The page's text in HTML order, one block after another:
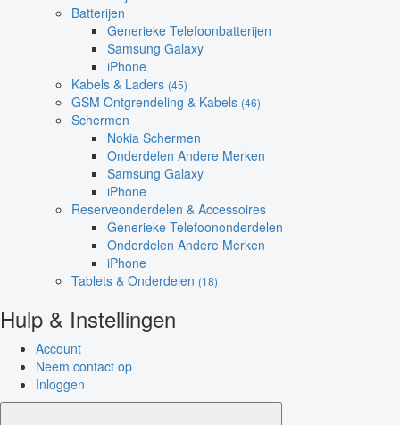
Batterijen
Generieke Telefoonbatterijen
Samsung Galaxy
iPhone
Kabels & Laders (45)
GSM Ontgrendeling & Kabels (46)
Schermen
Nokia Schermen
Onderdelen Andere Merken
Samsung Galaxy
iPhone
Reserveonderdelen & Accessoires
Generieke Telefoononderdelen
Onderdelen Andere Merken
iPhone
Tablets & Onderdelen (18)
Hulp & Instellingen
Account
Neem contact op
Inloggen